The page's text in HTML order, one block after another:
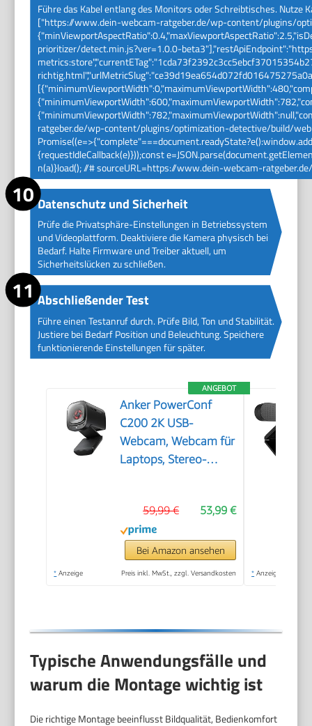
Führe das Kabel entlang des Monitors oder Schreibtisches. Nutze
["https://www.dein-webcam-ratgeber.de/wp-content/plugins/
prioritizer/detect.min.js?ver=1.0.0-
ratgeber.de/wp-content/plugins/optimization-detective/build/
{requestIdleCallback(e)}));const
n(a)}load(); //# sourceURL=https://www.dein-webcam-
Datenschutz und Sicherheit
Prüfe die Privatsphäre-Einstellungen in Betriebssystem
und Videoplattform. Deaktiviere die Kamera physisch bei
Bedarf. Halte Firmware und Treiber aktuell, um
Sicherheitslücken zu schließen.
Abschließender Test
Führe einen Testanruf durch. Prüfe Bild, Ton und Stabilität.
Justiere bei Bedarf Position und Beleuchtung. Speichere
funktionierende Einstellungen für später.
ANGEBOT
Anker PowerConf
C200 2K USB-
Webcam, Webcam für
Laptops, Stereo-
53,99 €
59,99 €
Bei Amazon ansehen
* Anzeige Preis inkl. MwSt., zzgl. Versandkosten * Anzeige
Typische Anwendungsfälle und
warum die Montage wichtig ist
Die richtige Montage beeinflusst Bildqualität, Bedienkomfort